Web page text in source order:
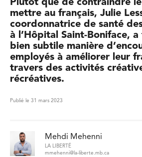
Plutôt que de contraindre
mettre au français, Julie
coordonnatrice de santé
à l’Hôpital Saint-Boniface,
bien subtile manière
employés à améliorer leur
travers des activités
récréatives.
Publié le 31 mars 2023
Mehdi Mehenni
LA LIBERTÉ
mmehenni@la-liberte.mb.ca